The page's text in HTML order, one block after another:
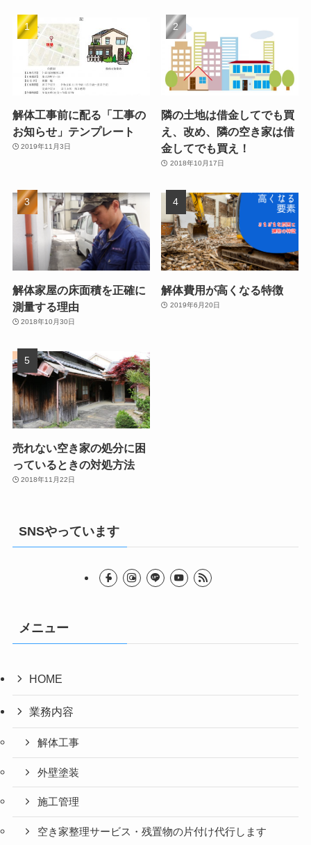
解体工事前に配る「工事の
お知らせ」テンプレート
2019年11月3日
隣の土地は借金してでも買
え、改め、隣の空き家は借
金してでも買え！
2018年10月17日
解体家屋の床面積を正確に
測量する理由
2018年10月30日
解体費用が高くなる特徴
2019年6月20日
売れない空き家の処分に困
っているときの対処方法
2018年11月22日
SNSやっています
メニュー
HOME
業務内容
解体工事
外壁塗装
施工管理
空き家整理サービス・残置物の片付け代行します